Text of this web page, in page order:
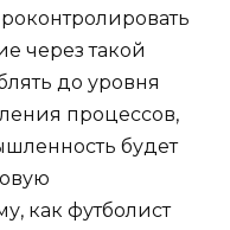
через такой
до уровня
процессов,
будет
как футболист